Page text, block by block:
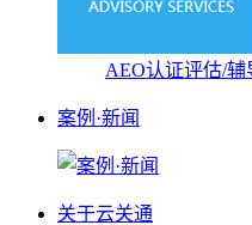
AEO认证评估/辅
案例·新闻
关于云关通